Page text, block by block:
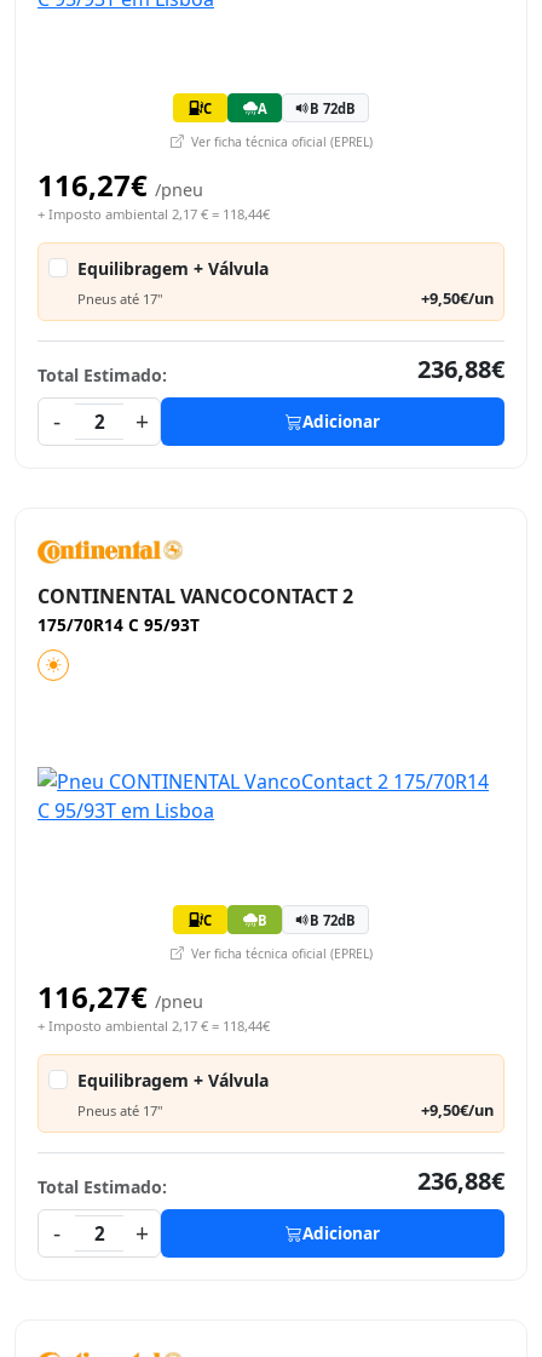
C A B 72dB
Ver ficha técnica oficial (EPREL)
116,27€ /pneu
+ Imposto ambiental 2,17 € = 118,44€
Equilibragem + Válvula
Pneus até 17" +9,50€/un
Total Estimado:
236,88€
-
2 + Adicionar
CONTINENTAL VANCOCONTACT 2
175/70R14 C 95/93T
C B B 72dB
Ver ficha técnica oficial (EPREL)
116,27€ /pneu
+ Imposto ambiental 2,17 € = 118,44€
Equilibragem + Válvula
Pneus até 17" +9,50€/un
Total Estimado:
236,88€
-
2 + Adicionar